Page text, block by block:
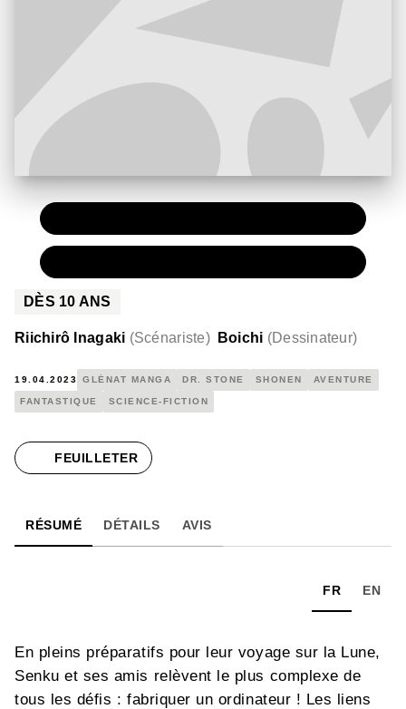
DÈS 10 ANS
Riichirô Inagaki (Scénariste) Boichi (Dessinateur)
19.04.2023 GLÉNAT MANGA DR. STONE SHONEN AVENTURE
FANTASTIQUE SCIENCE-FICTION
FEUILLETER
RÉSUMÉ DÉTAILS AVIS
FR EN
En pleins préparatifs pour leur voyage sur la Lune,
Senku et ses amis relèvent le plus complexe de
tous les défis : fabriquer un ordinateur ! Les liens